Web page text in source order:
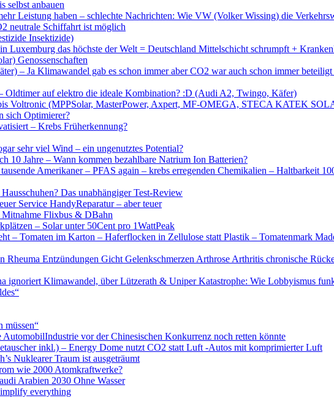
selbst anbauen
Leistung haben – schlechte Nachrichten: Wie VW (Volker Wissing) die
neutrale Schiffahrt ist möglich
Insektizide)
das höchste der Welt = Deutschland Mittelschicht schrumpft +
Genossenschaften
– Ja Klimawandel gab es schon immer aber CO2 war auch schon immer
Oldtimer auf elektro die ideale Kombination? :D (Audi A2, Twingo, Käfer)
Voltronic (MPPSolar, MasterPower, Axpert, MF-OMEGA, STECA KATEK
Optimierer?
– Krebs Früherkennung?
sehr viel Wind – ein ungenutztes Potential?
10 Jahre – Wann kommen bezahlbare Natrium Ion Batterien?
Amerikaner – PFAS again – krebs erregenden Chemikalien – Haltbarkeit
Das unabhängiger Test-Review
Service HandyReparatur – aber teuer
Mitnahme Flixbus & DBahn
– Solar unter 50Cent pro 1WattPeak
– Tomaten im Karton – Haferflocken in Zellulose statt Plastik – Tomatenmark
Entzündungen Gicht Gelenkschmerzen Arthrose Arthritis chronische
ignoriert Klimawandel, über Lützerath & Uniper Katastrophe: Wie Lobbyismus
müssen“
vor der Chinesischen Konkurrenz noch retten könnte
inkl.) – Energy Dome nutzt CO2 statt Luft -Autos mit komprimierter Luft
Nuklearer Traum ist ausgeträumt
wie 2000 Atomkraftwerke?
Arabien 2030 Ohne Wasser
everything